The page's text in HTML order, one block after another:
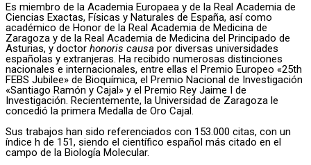
Es miembro de la Academia Europaea y de la Real Academia de
Ciencias Exactas, Físicas y Naturales de España, así como
académico de Honor de la Real Academia de Medicina de
Zaragoza y de la Real Academia de Medicina del Principado de
Asturias, y doctor honoris causa por diversas universidades
españolas y extranjeras. Ha recibido numerosas distinciones
nacionales e internacionales, entre ellas el Premio Europeo «25th
FEBS Jubilee» de Bioquímica, el Premio Nacional de Investigación
«Santiago Ramón y Cajal» y el Premio Rey Jaime I de
Investigación. Recientemente, la Universidad de Zaragoza le
concedió la primera Medalla de Oro Cajal.
Sus trabajos han sido referenciados con 153.000 citas, con un
índice h de 151, siendo el científico español más citado en el
campo de la Biología Molecular.